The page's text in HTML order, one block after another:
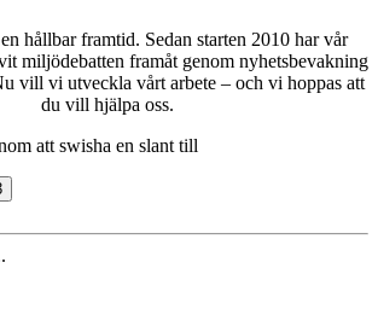
hållbar framtid. Sedan starten 2010 har vår
miljödebatten framåt genom nyhetsbevakning
vill vi utveckla vårt arbete – och vi hoppas att
du vill hjälpa oss.
att swisha en slant till